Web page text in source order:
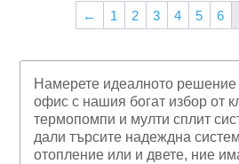
← 1 2 3 4 5 6
Намерете идеалното
офис с нашия богат избор от
термопомпи и мулти сплит
дали търсите надеждна
отопление или и двете, ние